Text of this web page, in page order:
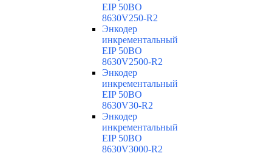
EIP 50BO
8630V250-R2
Энкодер
инкрементальный
EIP 50BO
8630V2500-R2
Энкодер
инкрементальный
EIP 50BO
8630V30-R2
Энкодер
инкрементальный
EIP 50BO
8630V3000-R2